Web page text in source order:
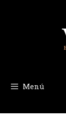
Menú